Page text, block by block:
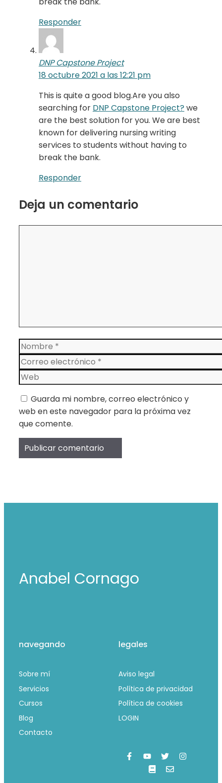
Responder
DNP Capstone Project
18 octubre 2021 a las 12:21 pm
This is quite a good blog.Are you also
searching for DNP Capstone Project? we
are the best solution for you. We are best
known for delivering nursing writing
services to students without having to
break the bank.
Responder
Deja un comentario
Nombre
Correo
electrónico
Web
Guarda mi nombre, correo electrónico y
web en este navegador para la próxima vez
que comente.
Anabel Cornago
navegando
Sobre mí
Servicios
Cursos
Blog
Contacto
legales
Aviso legal
Política de privacidad
Política de cookies
LOGIN